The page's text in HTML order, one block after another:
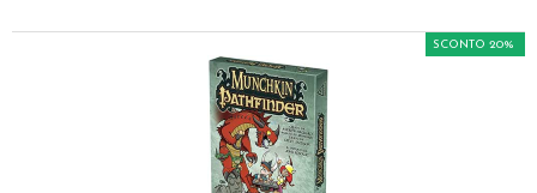
SCONTO 20%